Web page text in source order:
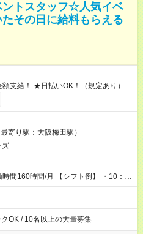
ントスタッフ☆人気イベ
その日に給料もらえる
お仕事後はコンビニATMから 日払
寄り駅：大阪梅田駅）
ズ
【シフト例】 ・10：
OK / 10名以上の大量募集